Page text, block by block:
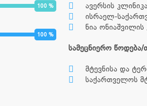
100 %
100 %
ავერსის კლინიკა
ისრაელ-
ნია ონიაშვილის
სამეცნიერო წოდება/
მტევნისა და
საქართველოს